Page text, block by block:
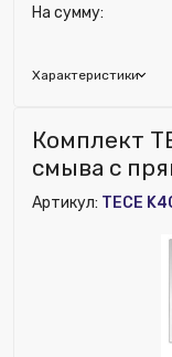
Характеристики
На сумму:
Исключить из
Комплект
смыва с
хром
Артикул: TECE